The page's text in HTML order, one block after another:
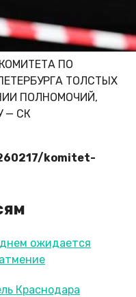
ПО
ТОЛСТЫХ
ПОЛНОМОЧИЙ,
— СК
komitet-
ожидается
Краснодара